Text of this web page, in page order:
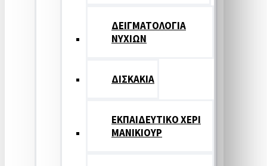
ΔΕΙΓΜΑΤΟΛΟΓΙΑ
ΝΥΧΙΩΝ
ΔΙΣΚΑΚΙΑ
ΕΚΠΑΙΔΕΥΤΙΚΟ ΧΕΡΙ
ΜΑΝΙΚΙΟΥΡ